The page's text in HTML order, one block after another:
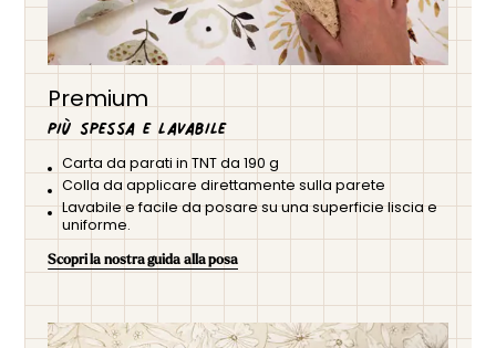
Premium
Più spessa e lavabile
Carta da parati in TNT da 190 g
Colla da applicare direttamente sulla parete
Lavabile e facile da posare su una superficie liscia e
uniforme.
Scopri la nostra guida alla posa